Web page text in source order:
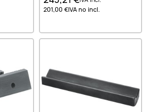
125
PRECISION TIPO 6620 150
201,00 €IVA no incl.